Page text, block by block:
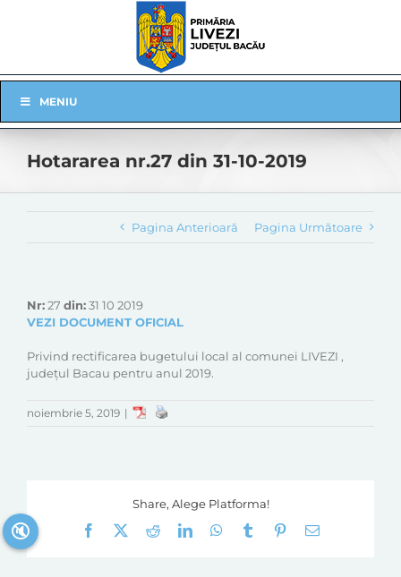
Navigation
MENIU
Hotararea nr.27 din 31-10-2019
Pagina Anterioară Pagina Următoare
Nr:27 din:31 10 2019
VEZI DOCUMENT OFICIAL
Privind rectificarea bugetului local al comunei LIVEZI ,
județul Bacau pentru anul 2019.
noiembrie 5, 2019 |
Share, Alege Platforma!
Facebook
RedditLinkedInWhatsApp
Tumblr Pinterest
E-
🔇